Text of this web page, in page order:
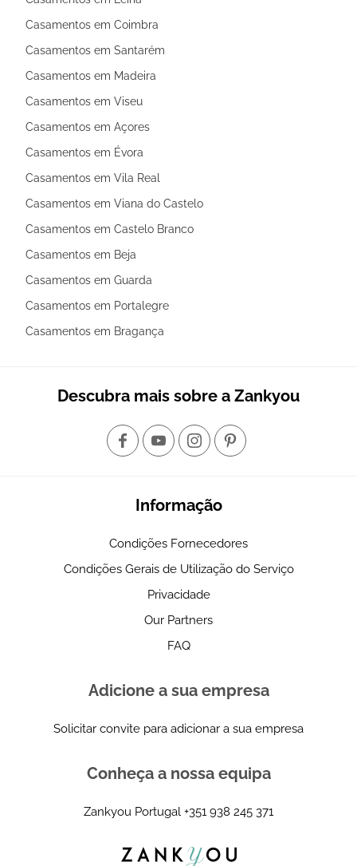
Casamentos em Coimbra
Casamentos em Santarém
Casamentos em Madeira
Casamentos em Viseu
Casamentos em Açores
Casamentos em Évora
Casamentos em Vila Real
Casamentos em Viana do Castelo
Casamentos em Castelo Branco
Casamentos em Beja
Casamentos em Guarda
Casamentos em Portalegre
Casamentos em Bragança
Descubra mais sobre a Zankyou
Informação
Condições Fornecedores
Condições Gerais de Utilização do Serviço
Privacidade
Our Partners
FAQ
Adicione a sua empresa
Solicitar convite para adicionar a sua empresa
Conheça a nossa equipa
Zankyou Portugal +351 938 245 371